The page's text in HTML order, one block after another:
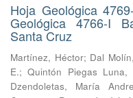
Hoja Geológica
Geológica 4766-I
Santa Cruz
Martínez, Héctor; Dal
E.;Quintón Piegas Luna,
Dzendoletas, María